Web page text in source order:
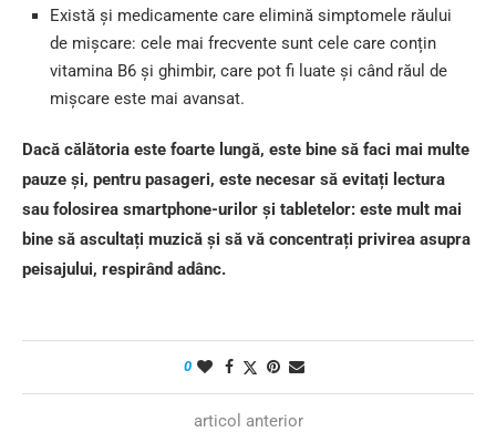
Există și medicamente care elimină simptomele răului
de mișcare: cele mai frecvente sunt cele care conțin
vitamina B6 și ghimbir, care pot fi luate și când răul de
mișcare este mai avansat.
Dacă călătoria este foarte lungă, este bine să faci mai multe
pauze și, pentru pasageri, este necesar să evitați lectura
sau folosirea smartphone-urilor și tabletelor: este mult mai
bine să ascultați muzică și să vă concentrați privirea asupra
peisajului, respirând adânc.
0
articol anterior